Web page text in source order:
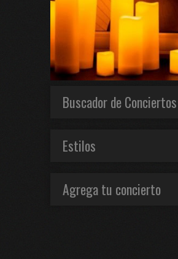
Buscador de Conciertos
Estilos
Agrega tu concierto